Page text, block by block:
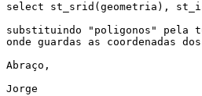
select st_srid(geometria),
substituindo "poligonos" pela
onde guardas as coordenadas
Abraço,
Jorge